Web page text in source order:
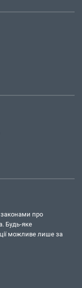
законами про
Будь-яке
можливе лише за